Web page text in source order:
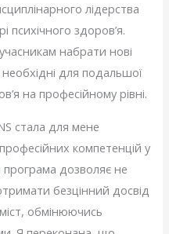
лідерства
психічного здоров’я.
набрати нові
для подальшої
на професійному рівні.
стала для мене
компетенцій у
програма дозволяє не
безцінний досвід
обмінюючись